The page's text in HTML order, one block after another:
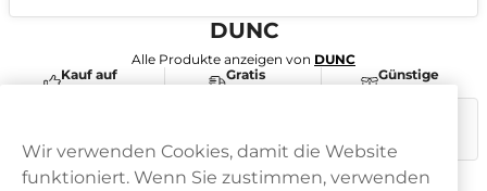
DUNC
Alle Produkte anzeigen von DUNC
Kauf auf
Rechnung
Gratis
Versand
Günstige
Preise
Wir verwenden Cookies, damit die Website
funktioniert. Wenn Sie zustimmen, verwenden